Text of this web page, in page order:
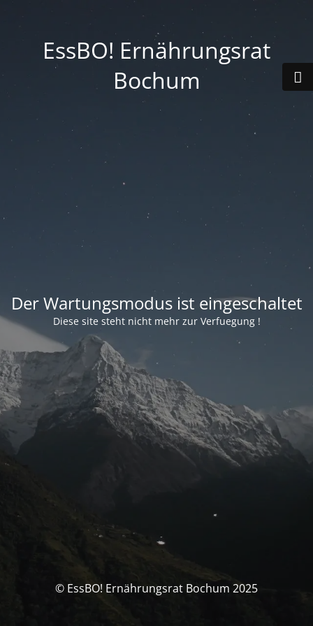
EssBO! Ernährungsrat
Bochum
Der Wartungsmodus ist eingeschaltet
Diese site steht nicht mehr zur Verfuegung !
© EssBO! Ernährungsrat Bochum 2025